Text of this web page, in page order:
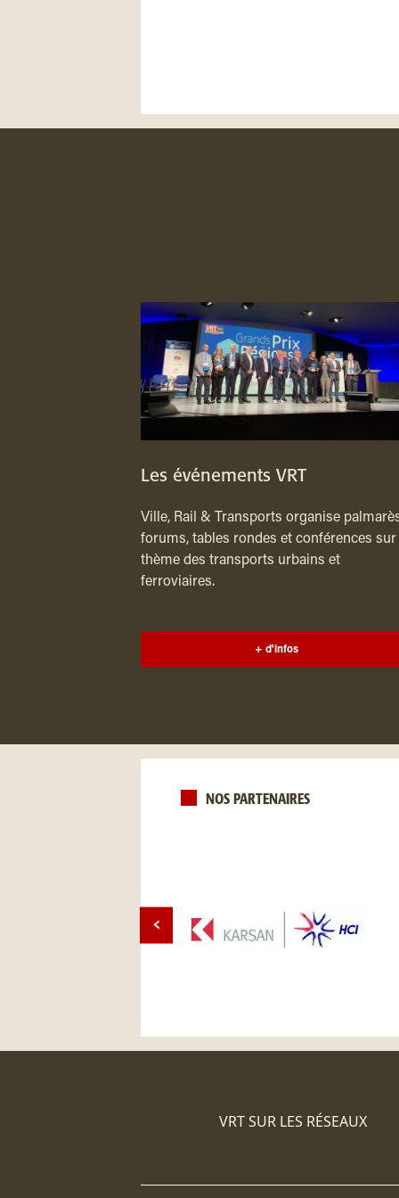
Les événements VRT
Ville, Rail & Transports organise
forums, tables rondes et conférences sur
thème des transports urbains et
ferroviaires.
+ d'infos
NOS PARTENAIRES
VRT SUR LES RÉSEAUX